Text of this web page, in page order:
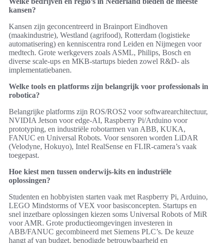
kansen?
Kansen zijn geconcentreerd in Brainport Eindhoven
(maakindustrie), Westland (agrifood), Rotterdam (logistieke
automatisering) en kenniscentra rond Leiden en Nijmegen voor
medtech. Grote werkgevers zoals ASML, Philips, Bosch en
diverse scale‑ups en MKB‑startups bieden zowel R&D‑ als
implementatiebanen.
Welke tools en platforms zijn belangrijk voor professionals in
robotica?
Belangrijke platforms zijn ROS/ROS2 voor softwarearchitectuur,
NVIDIA Jetson voor edge‑AI, Raspberry Pi/Arduino voor
prototyping, en industriële robotarmen van ABB, KUKA,
FANUC en Universal Robots. Voor sensoren worden LiDAR
(Velodyne, Hokuyo), Intel RealSense en FLIR‑camera’s vaak
toegepast.
Hoe kiest men tussen onderwijs‑kits en industriële
oplossingen?
Studenten en hobbyisten starten vaak met Raspberry Pi, Arduino,
LEGO Mindstorms of VEX voor basisconcepten. Startups en
snel inzetbare oplossingen kiezen soms Universal Robots of MiR
voor AMR. Grote productieomgevingen investeren in
ABB/FANUC gecombineerd met Siemens PLC’s. De keuze
hangt af van budget, benodigde betrouwbaarheid en